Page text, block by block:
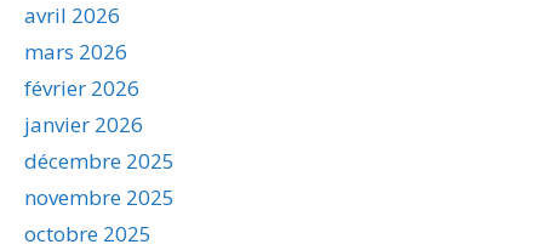
avril 2026
mars 2026
février 2026
janvier 2026
décembre 2025
novembre 2025
octobre 2025